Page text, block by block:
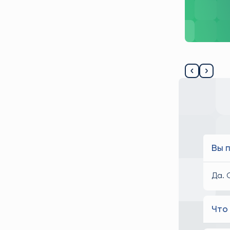
Вы
Да.
Что